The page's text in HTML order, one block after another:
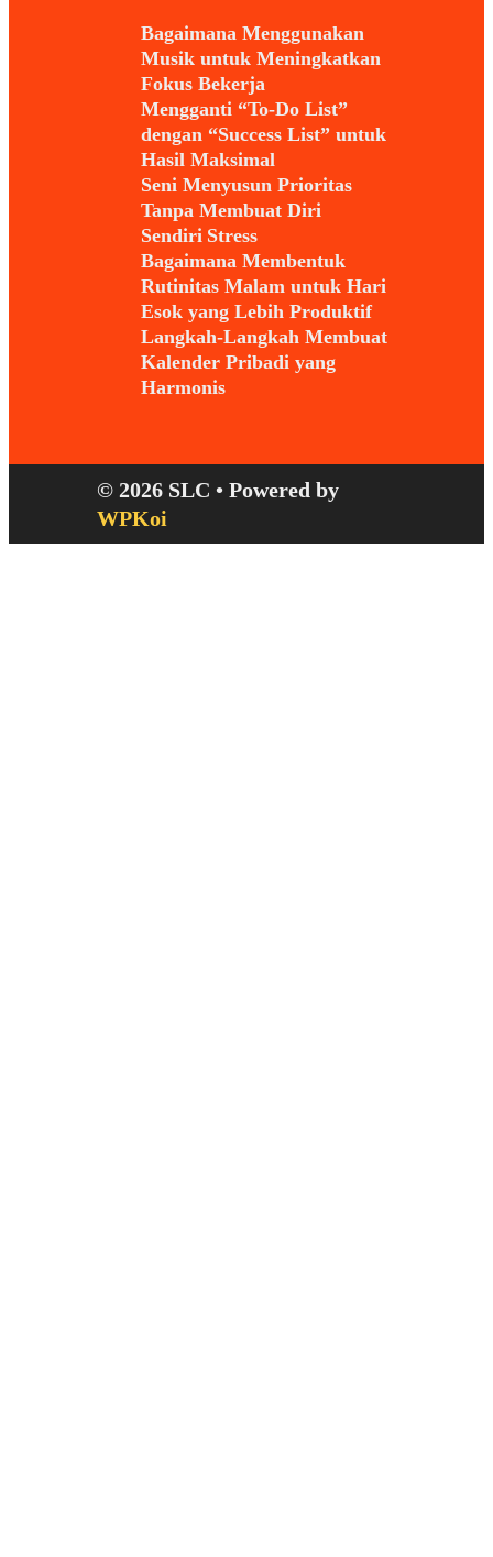
Bagaimana Menggunakan
Musik untuk Meningkatkan
Fokus Bekerja
Mengganti “To-Do List”
dengan “Success List” untuk
Hasil Maksimal
Seni Menyusun Prioritas
Tanpa Membuat Diri
Sendiri Stress
Bagaimana Membentuk
Rutinitas Malam untuk Hari
Esok yang Lebih Produktif
Langkah-Langkah Membuat
Kalender Pribadi yang
Harmonis
© 2026 SLC • Powered by
WPKoi